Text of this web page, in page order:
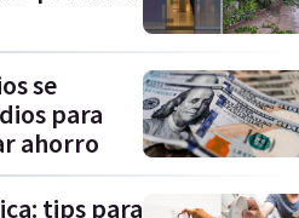
se
para
ahorro
tips para